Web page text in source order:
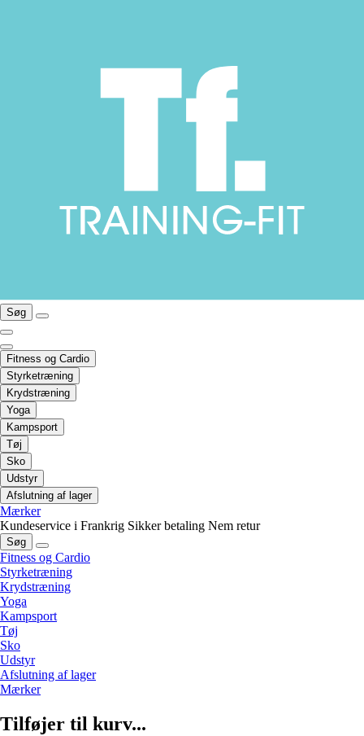
Søg
Fitness og Cardio
Styrketræning
Krydstræning
Yoga
Kampsport
Tøj
Sko
Udstyr
Afslutning af lager
Mærker
Kundeservice i Frankrig Sikker betaling Nem retur
Søg
Fitness og Cardio
Styrketræning
Krydstræning
Yoga
Kampsport
Tøj
Sko
Udstyr
Afslutning af lager
Mærker
Tilføjer til kurv...